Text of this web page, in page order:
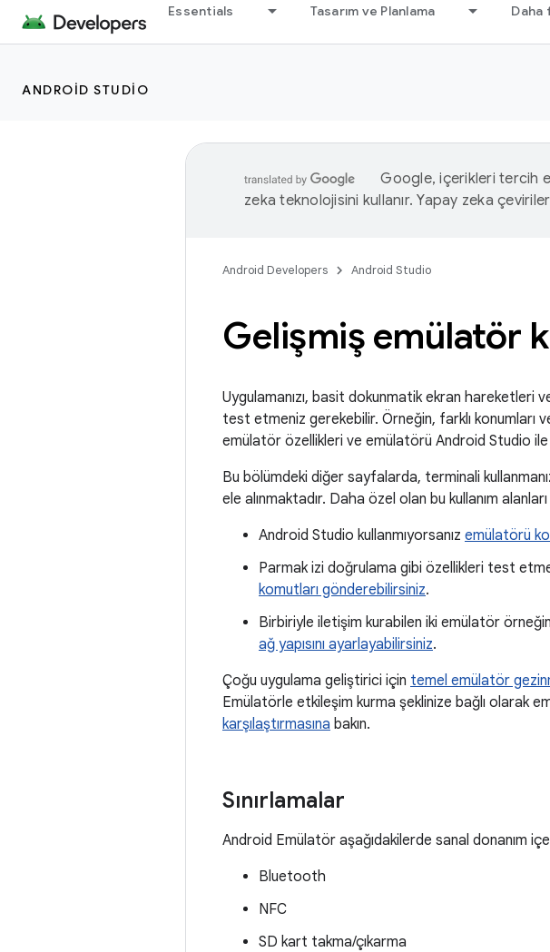
Essentials Tasarım ve Planlama Daha
ANDROID STUDIO
Google, içerikleri tercih
zeka teknolojisini kullanır. Yapay zeka
Android Developers Android Studio
Gelişmiş emülatör
Uygulamanızı, basit dokunmatik ekran hareketleri
test etmeniz gerekebilir. Örneğin, farklı konumları
emülatör özellikleri ve emülatörü Android Studio ile
Bu bölümdeki diğer sayfalarda, terminali
ele alınmaktadır. Daha özel olan bu kullanım alanları
Android Studio kullanmıyorsanız emülatörü
Parmak izi doğrulama gibi özellikleri test
komutları gönderebilirsiniz.
Birbiriyle iletişim kurabilen iki emülatör
ağ yapısını ayarlayabilirsiniz.
Çoğu uygulama geliştirici için temel emülatör
Emülatörle etkileşim kurma şeklinize bağlı olarak
karşılaştırmasına bakın.
Sınırlamalar
Android Emülatör aşağıdakilerde sanal donanım
Bluetooth
NFC
SD kart takma/çıkarma